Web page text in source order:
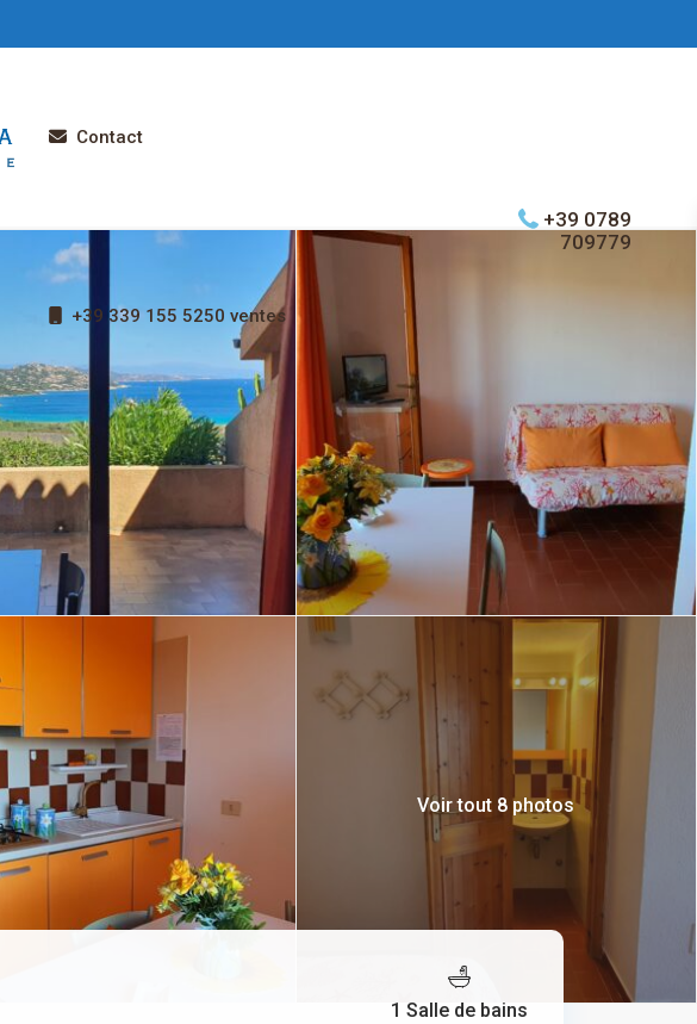
Contact
+39 339 155 5250 ventes
+39 0789
709779
Voir tout 8 photos
1 Salle de bains